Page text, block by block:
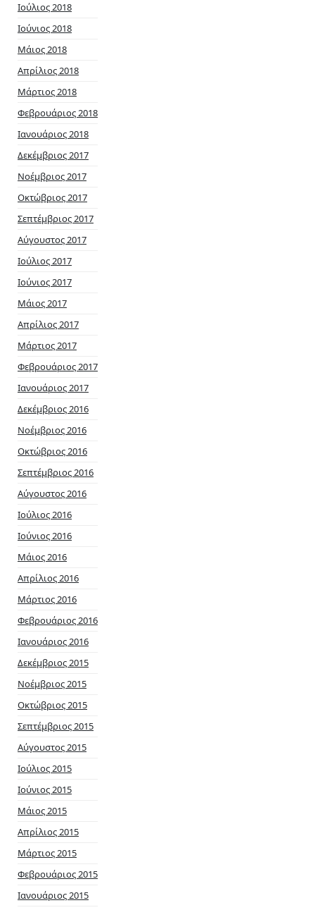
Ιούλιος 2018
Ιούνιος 2018
Μάιος 2018
Απρίλιος 2018
Μάρτιος 2018
Φεβρουάριος 2018
Ιανουάριος 2018
Δεκέμβριος 2017
Νοέμβριος 2017
Οκτώβριος 2017
Σεπτέμβριος 2017
Αύγουστος 2017
Ιούλιος 2017
Ιούνιος 2017
Μάιος 2017
Απρίλιος 2017
Μάρτιος 2017
Φεβρουάριος 2017
Ιανουάριος 2017
Δεκέμβριος 2016
Νοέμβριος 2016
Οκτώβριος 2016
Σεπτέμβριος 2016
Αύγουστος 2016
Ιούλιος 2016
Ιούνιος 2016
Μάιος 2016
Απρίλιος 2016
Μάρτιος 2016
Φεβρουάριος 2016
Ιανουάριος 2016
Δεκέμβριος 2015
Νοέμβριος 2015
Οκτώβριος 2015
Σεπτέμβριος 2015
Αύγουστος 2015
Ιούλιος 2015
Ιούνιος 2015
Μάιος 2015
Απρίλιος 2015
Μάρτιος 2015
Φεβρουάριος 2015
Ιανουάριος 2015